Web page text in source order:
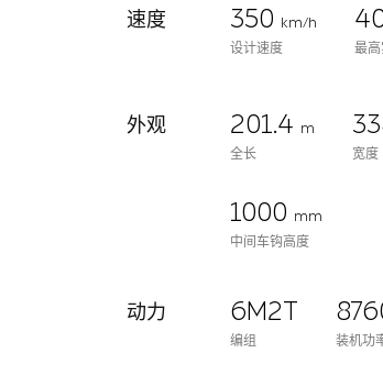
速度 350
km/h
设计速度
最
外观 201.4 m
全长
宽度
1000 mm
中间车钩高度
动力 6M2T
编组
装机功